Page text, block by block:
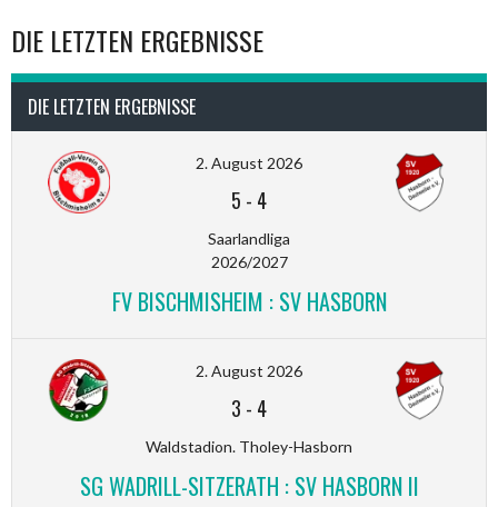
DIE LETZTEN ERGEBNISSE
DIE LETZTEN ERGEBNISSE
2. August 2026
5 - 4
Saarlandliga
2026/2027
FV BISCHMISHEIM : SV HASBORN
2. August 2026
3 - 4
Waldstadion. Tholey-Hasborn
SG WADRILL-SITZERATH : SV HASBORN II